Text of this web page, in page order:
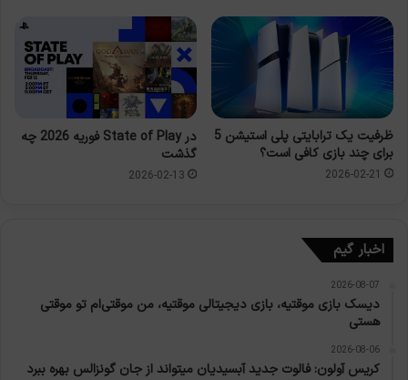
ظرفیت یک ترابایتی پلی استیشن 5
برای چند بازی کافی است؟
2026-02-21
در State of Play فوریه 2026 چه
گذشت
2026-02-13
اخبار گیم
2026-08-07
دیسک بازی موقتیه، بازی دیجیتالی موقتیه، من موقتی‌ام تو موقتی
هستی
2026-08-06
کریس آولون: فالوت جدید آبسیدیان میتواند از جان گونزالس بهره ببرد